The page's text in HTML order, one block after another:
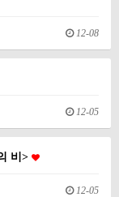
12-08
12-05
비>
12-05